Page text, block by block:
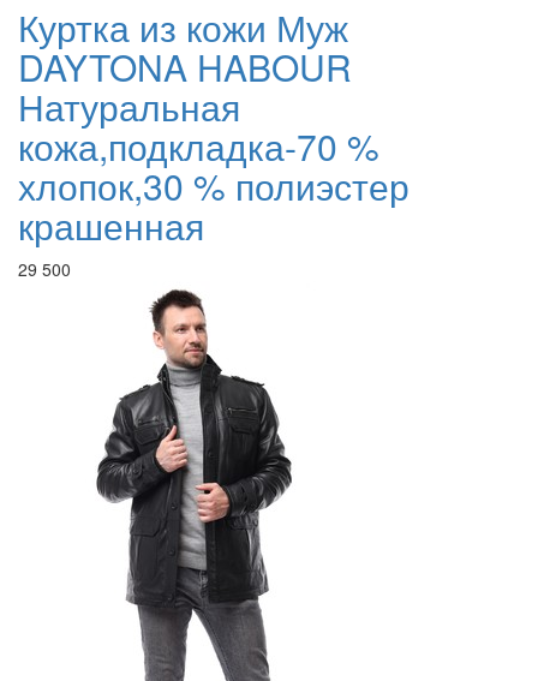
Куртка из кожи Муж
DAYTONA HABOUR
Натуральная
кожа,подкладка-70 %
хлопок,30 % полиэстер
крашенная
29 500